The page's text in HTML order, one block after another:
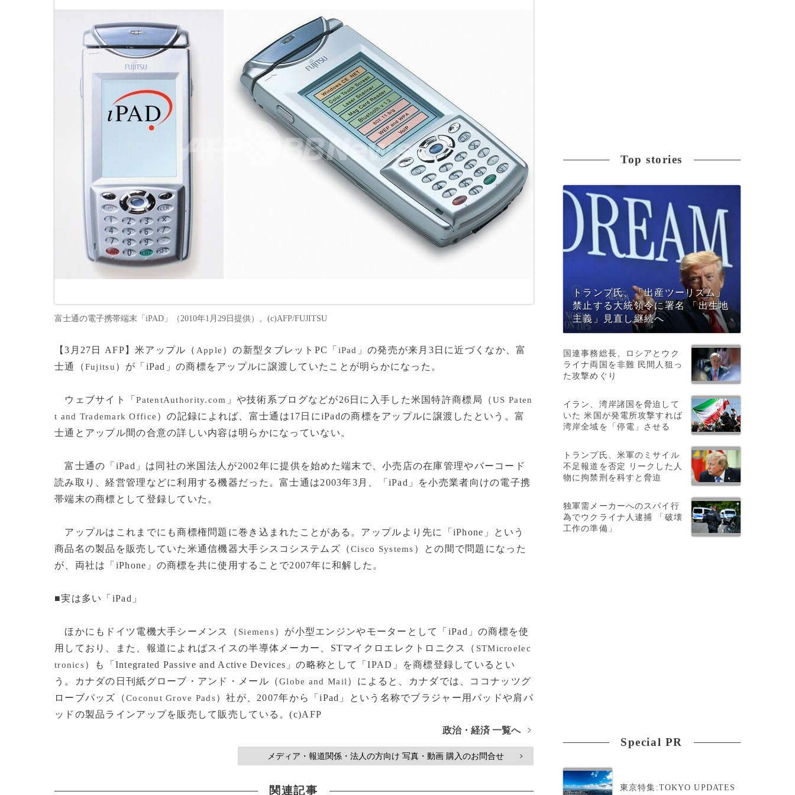
富士通の電子携帯端末「iPAD」（2010年1月29日提供）。(c)AFP/FUJITSU
【3月27日 AFP】米アップル（ Apple ）の新型タブレットPC「 iPad 」の発売が来月3日に近づくなか、富
士通（Fujitsu ）が「iPad」の商標をアップルに譲渡していたことが明らかになった。
ウェブサイト「PatentAuthority.com 」や技術系ブログなどが26日に入手した米国特許商標局（US Paten
t and Trademark Office ）の記録によれば、富士通は17日にiPadの商標をアップルに譲渡したという。富
士通とアップル間の合意の詳しい内容は明らかになっていない。
富士通の「iPad」は同社の米国法人が2002年に提供を始めた端末で、小売店の在庫管理やバーコード
読み取り、経営管理などに利用する機器だった。富士通は2003年3月、「iPad」を小売業者向けの電子携
帯端末の商標として登録していた。
アップルはこれまでにも商標権問題に巻き込まれたことがある。アップルより先に「iPhone」という
商品名の製品を販売していた米通信機器大手シスコシステムズ（Cisco Systems ）との間で問題になった
が、両社は「iPhone」の商標を共に使用することで2007年に和解した。
■実は多い「iPad」
ほかにもドイツ電機大手シーメンス（ Siemens）が小型エンジンやモーターとして「iPad」の商標を使
用しており、また、報道によればスイスの半導体メーカー、STマイクロエレクトロニクス（ STMicroelec
tronics）も「Integrated Passive and Active Devices」の略称として「IPAD」を商標登録しているとい
う。カナダの日刊紙グローブ・アンド・メール（Globe and Mail ）によると、カナダでは、ココナッツグ
ローブパッズ（Coconut Grove Pads）社が、2007年から「iPad」という名称でブラジャー用パッドや肩パ
ッドの製品ラインアップを販売して販売している。(c)AFP
政治・経済 一覧へ
>
メディア・報道関係・法人の方向け 写真・動画 購入のお問合せ >
関連記事
Top stories
トランプ氏、「出産ツーリズム」
禁止する大統領令に署名 「出生地
主義」見直し継続へ
国連事務総長、ロシアとウク
ライナ両国を非難 民間人狙っ
た攻撃めぐり
イラン、湾岸諸国を脅迫して
いた 米国が発電所攻撃すれば
湾岸全域を「停電」させる
トランプ氏、米軍のミサイル
不足報道を否定 リークした人
物に拘禁刑を科すと脅迫
独軍需メーカーへのスパイ行
為でウクライナ人逮捕 「破壊
工作の準備」
Special PR
東京特集:TOKYO UPDATES